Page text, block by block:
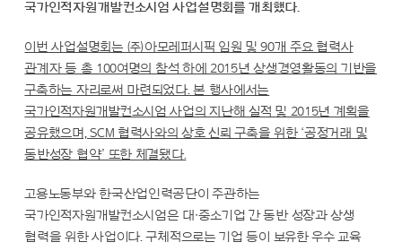
국가인적자원개발컨소시엄 사업설명회를 개최했다.
이번 사업설명회는 ㈜아모레퍼시픽 임원 및 90개 주요 협력사
관계자 등 총 100여명의 참석 하에 2015년 상생경영활동의 기반을
구축하는 자리로써 마련되었다. 본 행사에서는
국가인적자원개발컨소시엄 사업의 지난해 실적 및 2015년 계획을
공유했으며, SCM 협력사와의 상호 신뢰 구축을 위한 ‘공정거래 및
동반성장 협약’ 또한 체결됐다.
고용노동부와 한국산업인력공단이 주관하는
국가인적자원개발컨소시엄은 대∙중소기업 간 동반 성장과 상생
협력을 위한 사업이다. 구체적으로는 기업 등이 보유한 우수 교육